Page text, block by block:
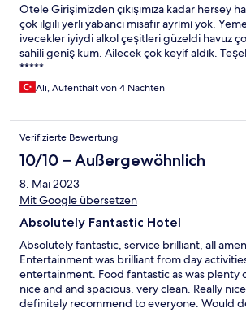
Otele Girişimizden çıkışımıza kadar hersey
çok ilgili yerli yabanci misafir ayrımı yok.
ivecekler iyiydi alkol çeşitleri güzeldi havuz
sahili geniş kum. Ailecek çok keyif aldık.
*****
Ali, Aufenthalt von 4 Nächten
Verifizierte Bewertung
10/10 – Außergewöhnlich
8. Mai 2023
Mit Google übersetzen
Absolutely Fantastic Hotel
Absolutely fantastic, service brilliant, all
Entertainment was brilliant from day
entertainment. Food fantastic as was plenty
nice and and spacious, very clean. Really
definitely recommend to everyone. Would